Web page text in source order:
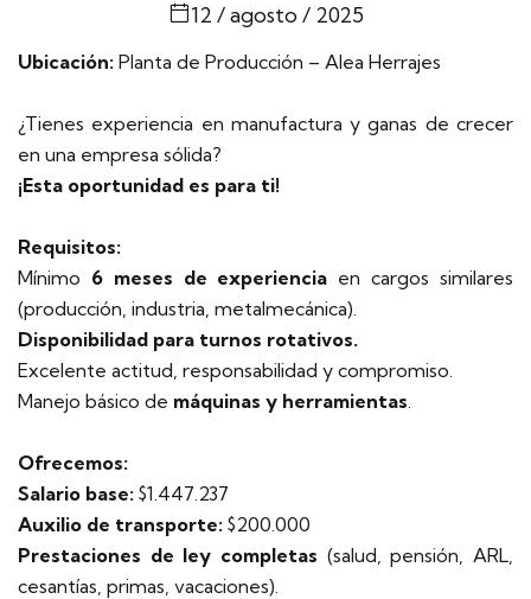
12 / agosto / 2025
Ubicación: Planta de Producción – Alea Herrajes
¿Tienes experiencia en manufactura y ganas de crecer
en una empresa sólida?
¡Esta oportunidad es para ti!
Requisitos:
Mínimo 6 meses de experiencia en cargos similares
(producción, industria, metalmecánica).
Disponibilidad para turnos rotativos.
Excelente actitud, responsabilidad y compromiso.
Manejo básico de máquinas y herramientas.
Ofrecemos:
Salario base: $1.447.237
Auxilio de transporte: $200.000
Prestaciones de ley completas (salud, pensión, ARL,
cesantías, primas, vacaciones).